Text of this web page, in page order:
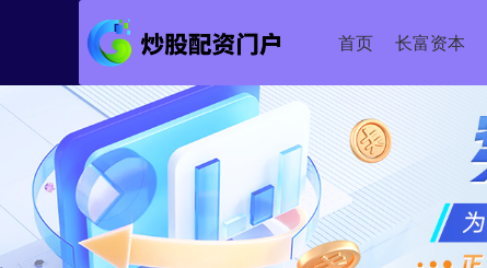
首页 长富资本